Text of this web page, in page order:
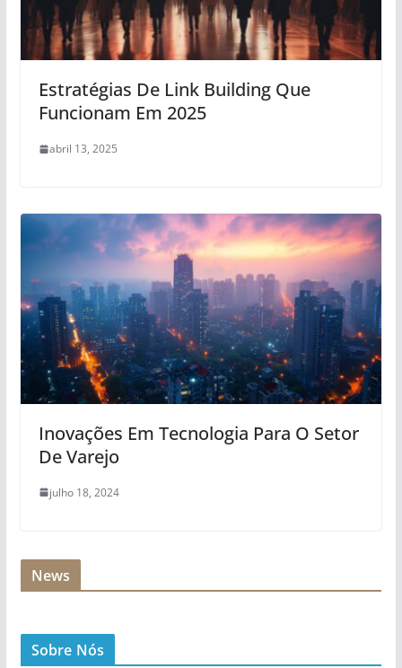
Estratégias De Link Building Que
Funcionam Em 2025
abril 13, 2025
Inovações Em Tecnologia Para O Setor
De Varejo
julho 18, 2024
News
Sobre Nós